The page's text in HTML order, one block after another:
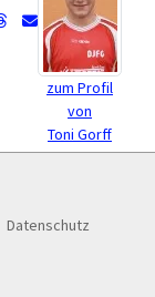
zum Profil
von
Toni Gorff
Datenschutz